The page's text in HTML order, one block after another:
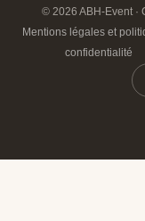
© 2026 ABH-Event ·
Mentions légales et
confidentialité